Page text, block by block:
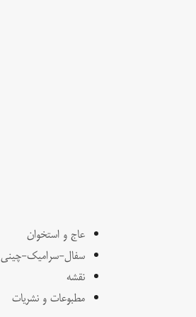
عاج و استخوان
سفال-سرامیک-چینی
نقشه
مطبوعات و نشریات